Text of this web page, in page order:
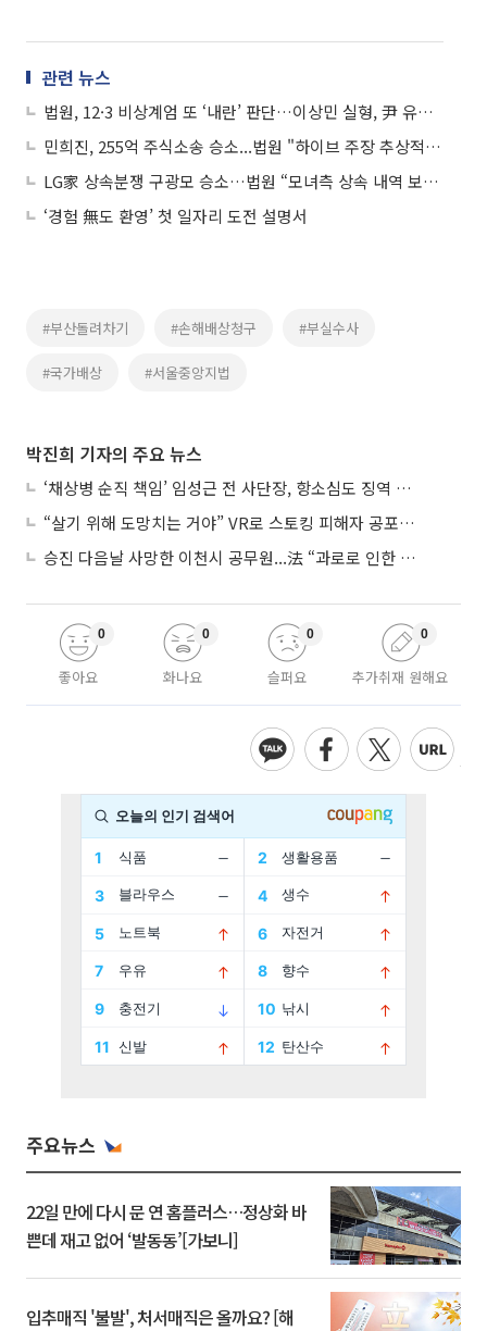
관련 뉴스
법원, 12·3 비상계엄 또 ‘내란’ 판단…이상민 실형, 尹 유죄 가능성 커지나
민희진, 255억 주식소송 승소...법원 "하이브 주장 추상적·증거 부족"
LG家 상속분쟁 구광모 승소…법원 “모녀측 상속 내역 보고 받아”
‘경험 無도 환영’ 첫 일자리 도전 설명서
#부산돌려차기 #손해배상청구 #부실수사
#국가배상 #서울중앙지법
박진희 기자의 주요 뉴스
‘채상병 순직 책임’ 임성근 전 사단장, 항소심도 징역 3년
“살기 위해 도망치는 거야” VR로 스토킹 피해자 공포 마주한 수형자들
승진 다음날 사망한 이천시 공무원...法 “과로로 인한 순직”
좋아요
0
화나요
0
슬퍼요
0
추가취재 원해요
0
주요뉴스
22일 만에 다시 문 연 홈플러스…정상화 바
쁜데 재고 없어 ‘발동동’[가보니]
입추매직 '불발', 처서매직은 올까요? [해